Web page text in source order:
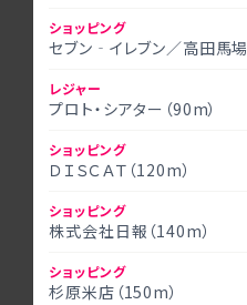
ショッピング
セブン‐イレブン／高田馬
レジャー
プロト・シアター（90m）
ショッピング
ＤＩＳＣＡＴ（120m）
ショッピング
株式会社日報（140m）
ショッピング
杉原米店（150m）